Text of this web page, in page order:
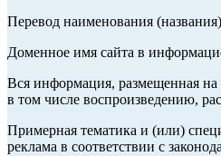
Перевод наименования
Доменное имя сайта в
Вся информация, размещенная на
в том числе воспроизведению,
Примерная тематика и (или)
реклама в соответствии с